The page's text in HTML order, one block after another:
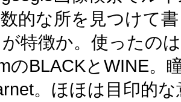
的な所を見つけて
特徴か。使ったの
のBLACKとWINE。
。ほほは目印的